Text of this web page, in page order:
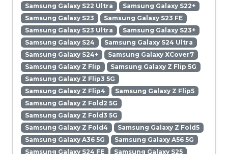
Samsung Galaxy S22 Ultra
Samsung Galaxy S22+
Samsung Galaxy S23
Samsung Galaxy S23 FE
Samsung Galaxy S23 Ultra
Samsung Galaxy S23+
Samsung Galaxy S24
Samsung Galaxy S24 Ultra
Samsung Galaxy S24+
Samsung Galaxy XCover7
Samsung Galaxy Z Flip
Samsung Galaxy Z Flip 5G
Samsung Galaxy Z Flip3 5G
Samsung Galaxy Z Flip4
Samsung Galaxy Z Flip5
Samsung Galaxy Z Fold2 5G
Samsung Galaxy Z Fold3 5G
Samsung Galaxy Z Fold4
Samsung Galaxy Z Fold5
Samsung Galaxy A36 5G
Samsung Galaxy A56 5G
Samsung Galaxy S24 FE
Samsung Galaxy S25